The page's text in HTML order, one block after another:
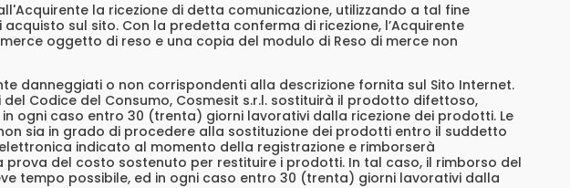
la ricezione di detta comunicazione, utilizzando a tal fine
sul sito. Con la predetta conferma di ricezione, l’Acquirente
oggetto di reso e una copia del modulo di Reso di merce non
danneggiati o non corrispondenti alla descrizione fornita sul Sito Internet.
Codice del Consumo, Cosmesit s.r.l. sostituirà il prodotto difettoso,
ogni caso entro 30 (trenta) giorni lavorativi dalla ricezione dei prodotti. Le
sia in grado di procedere alla sostituzione dei prodotti entro il suddetto
indicato al momento della registrazione e rimborserà
del costo sostenuto per restituire i prodotti. In tal caso, il rimborso del
tempo possibile, ed in ogni caso entro 30 (trenta) giorni lavorativi dalla